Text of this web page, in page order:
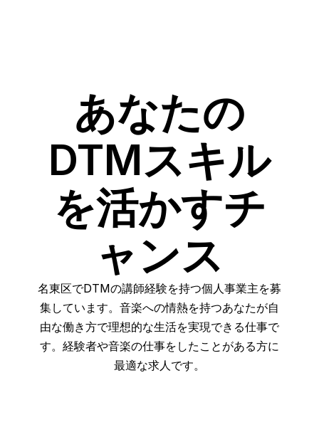
あなたの
DTMスキル
を活かすチ
ャンス
名東区でDTMの講師経験を持つ個人事業主を募
集しています。音楽への情熱を持つあなたが自
由な働き方で理想的な生活を実現できる仕事で
す。経験者や音楽の仕事をしたことがある方に
最適な求人です。